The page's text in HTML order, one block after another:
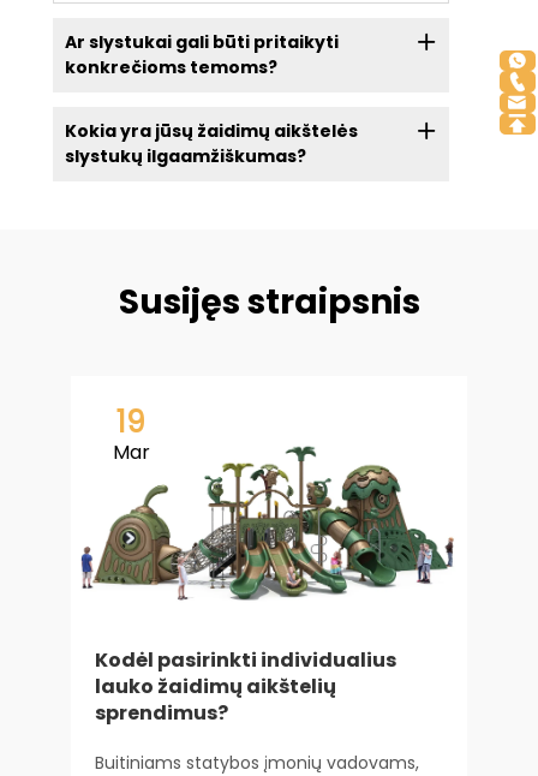
Ar slystukai gali būti pritaikyti
konkrečioms temoms?
Kokia yra jūsų žaidimų aikštelės
slystukų ilgaamžiškumas?
Susijęs straipsnis
19
Mar
Kodėl pasirinkti individualius
lauko žaidimų aikštelių
sprendimus?
Buitiniams statybos įmonių vadovams,